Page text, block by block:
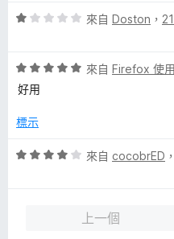
分
分
分
5
評
分
，
分
分
來自 Doston ，
評
價
分
滿
來自 Firefox 使
好用
標示
評
來自 cocobrED ，
上一個